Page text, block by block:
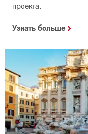
проекта.
Узнать больше